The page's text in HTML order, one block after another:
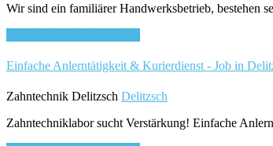
Wir sind ein familiärer Handwerksbetrieb, bestehen
Einfache Anlerntätigkeit & Kurierdienst - Job in
Zahntechnik Delitzsch Delitzsch
Zahntechniklabor sucht Verstärkung! Einfache